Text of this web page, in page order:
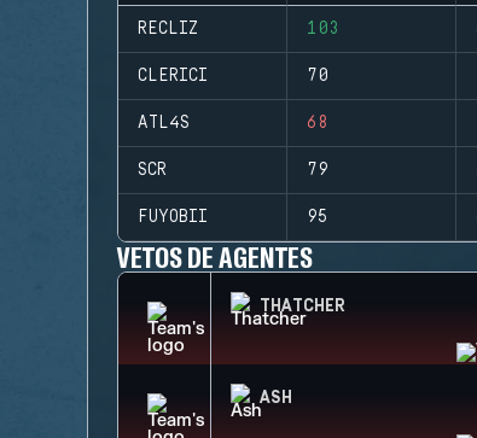
RECLIZ 103
CLERICI 70
ATL4S 68
SCR 79
FUYOBII 95
VETOS DE AGENTES
THATCHER
ASH